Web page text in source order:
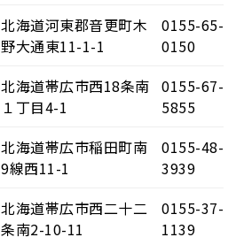
北海道河東郡音更町木
野大通東11-1-1
0155-65-
0150
北海道帯広市西18条南
１丁目4-1
0155-67-
5855
北海道帯広市稲田町南
9線西11-1
0155-48-
3939
北海道帯広市西二十二
条南2-10-11
0155-37-
1139